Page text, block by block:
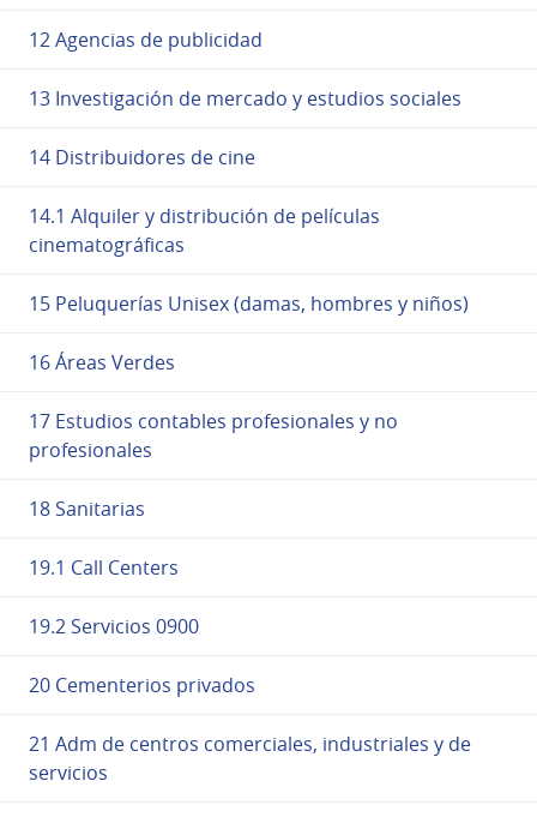
12 Agencias de publicidad
13 Investigación de mercado y estudios sociales
14 Distribuidores de cine
14.1 Alquiler y distribución de películas
cinematográficas
15 Peluquerías Unisex (damas, hombres y niños)
16 Áreas Verdes
17 Estudios contables profesionales y no
profesionales
18 Sanitarias
19.1 Call Centers
19.2 Servicios 0900
20 Cementerios privados
21 Adm de centros comerciales, industriales y de
servicios